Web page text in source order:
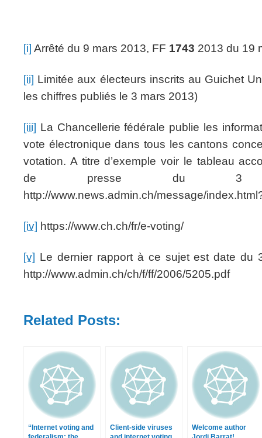
[i] Arrêté du 9 mars 2013, FF 1743 2013 du 19
[ii] Limitée aux électeurs inscrits au Guichet
les chiffres publiés le 3 mars 2013)
[iii] La Chancellerie fédérale publie les
vote électronique dans tous les cantons
votation. A titre d’exemple voir le tableau
de presse du 3
http://www.news.admin.ch/message/
[iv] https://www.ch.ch/fr/e-voting/
[v] Le dernier rapport à ce sujet est date du
http://www.admin.ch/ch/f/ff/2006/5205.pdf
Related Posts:
“Internet voting and
Client-side viruses
Welcome author